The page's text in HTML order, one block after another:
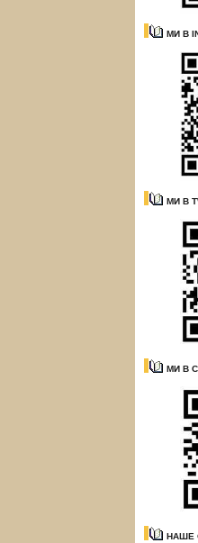
МИ В
МИ В
МИ В
НАШЕ